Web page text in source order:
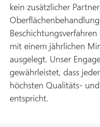
kein zusätzlicher
mit einem jährlichen
ausgelegt. Unser
gewährleistet, dass
höchsten Qualitäts-
entspricht.